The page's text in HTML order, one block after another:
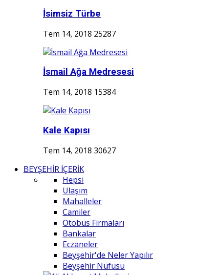
İsimsiz Türbe
Tem 14, 2018 25287
İsmail Ağa Medresesi
Tem 14, 2018 15384
Kale Kapısı
Tem 14, 2018 30627
BEYŞEHİR İÇERİK
Hepsi
Ulaşım
Mahalleler
Camiler
Otobüs Firmaları
Bankalar
Eczaneler
Beyşehir'de Neler Yapılır
Beyşehir Nüfusu